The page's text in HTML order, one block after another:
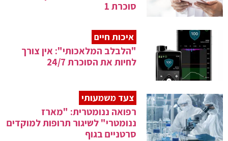
סוכרת 1
איכות חיים
"הלבלב המלאכותי": אין צורך
לחיות את הסוכרת 24/7
צעד משמעותי
רפואה ננומטרית: "מארז
ננומטרי" לשיגור תרופות למוקדים
סרטניים בגוף